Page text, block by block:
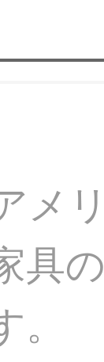
メ
具